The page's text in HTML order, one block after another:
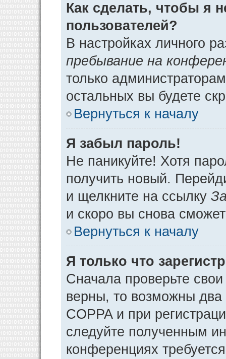
Как сделать, чтобы я
пользователей?
В настройках личного
пребывание на
только
остальных вы будете
Вернуться к началу
Я забыл пароль!
Не паникуйте! Хотя
получить новый.
и щелкните на ссылку
и скоро вы снова
Вернуться к началу
Я только что
Сначала проверьте
верны, то возможны
COPPA и при
следуйте полученным
конференциях